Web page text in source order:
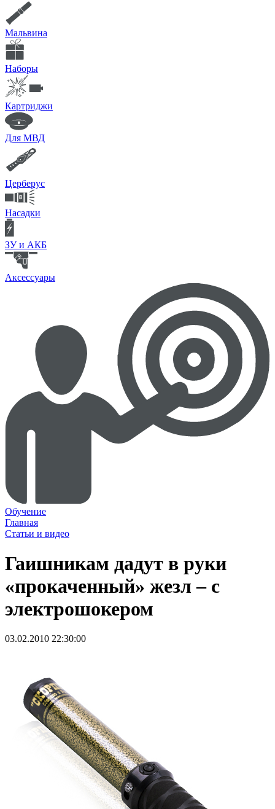
Мальвина
Наборы
Картриджи
Для МВД
Церберус
Насадки
ЗУ и АКБ
Аксессуары
Обучение
Главная
Статьи и видео
Гаишникам дадут в руки
«прокаченный» жезл – с
электрошокером
03.02.2010 22:30:00